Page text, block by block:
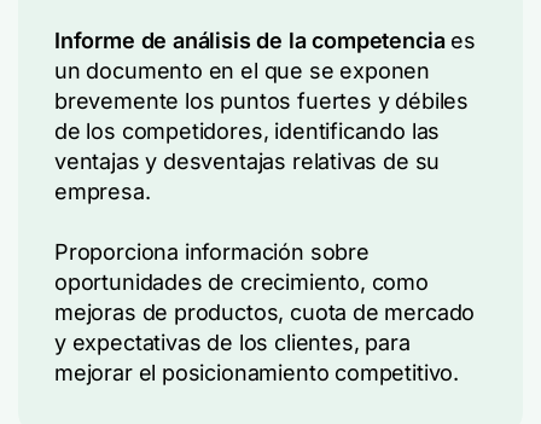
Informe de análisis de la competenciaes
un documento en el que se exponen
brevemente los puntos fuertes y débiles
de los competidores, identificando las
ventajas y desventajas relativas de su
empresa.
Proporciona información sobre
oportunidades de crecimiento, como
mejoras de productos, cuota de mercado
y expectativas de los clientes, para
mejorar el posicionamiento competitivo.